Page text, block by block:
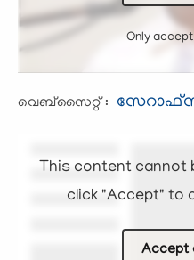
Only
വെബ്സൈറ്റ് :
This content cannot
click "Accept" to
Accept